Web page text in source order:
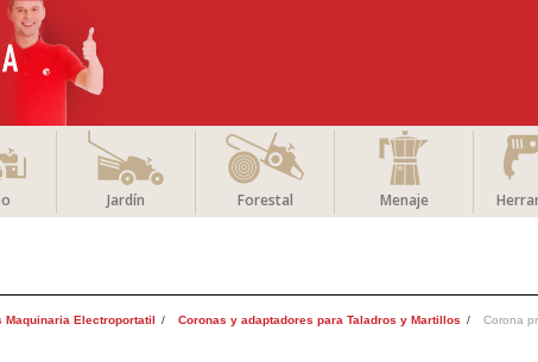
Jardín Forestal Menaje
Maquinaria Electroportatil Coronas y adaptadores para Taladros y Martillos Corona